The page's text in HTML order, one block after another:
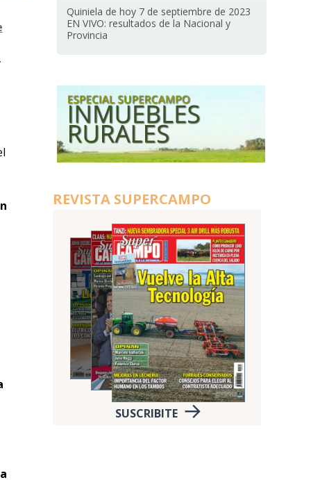
Quiniela de hoy 7 de septiembre de 2023
EN VIVO: resultados de la Nacional y
Provincia
REVISTA SUPERCAMPO
SUSCRIBITE